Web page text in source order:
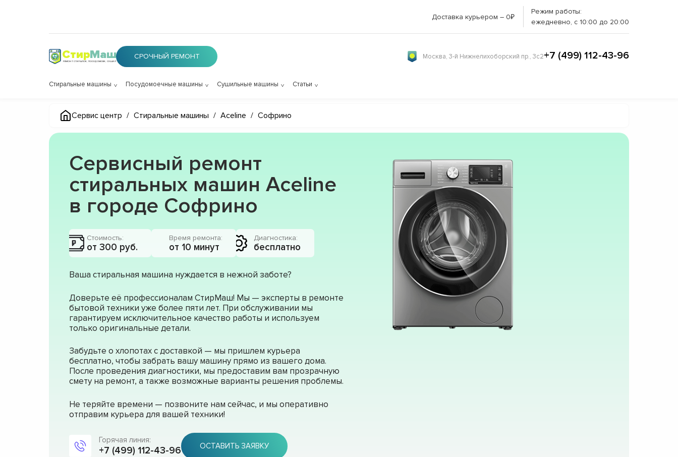
Доставка курьером – 0₽
Режим работы:
ежедневно, с 10:00 до 20:00
СтирМаш
РЕМОНТ СТИРАЛОК, ПОСУДОМОЕК, СУШИЛОК
СРОЧНЫЙ РЕМОНТ Москва, 3-й Нижнелихоборский пр., 3с2+7 (499) 112-43-96
Стиральные машины Посудомоечные машины Сушильные машины Статьи
Сервис центр / Стиральные машины / Aceline / Софрино
Сервисный ремонт
стиральных машин Aceline
в городе Софрино
Стоимость:
от 300 руб.
Время ремонта:
от 10 минут
Диагностика:
бесплатно
Ваша стиральная машина нуждается в нежной заботе?
Доверьте её профессионалам СтирМаш! Мы — эксперты в ремонте
бытовой техники уже более пяти лет. При обслуживании мы
гарантируем исключительное качество работы и используем
только оригинальные детали.
Забудьте о хлопотах с доставкой — мы пришлем курьера
бесплатно, чтобы забрать вашу машину прямо из вашего дома.
После проведения диагностики, мы предоставим вам прозрачную
смету на ремонт, а также возможные варианты решения проблемы.
Не теряйте времени — позвоните нам сейчас, и мы оперативно
отправим курьера для вашей техники!
Горячая линия:
+7 (499) 112-43-96 ОСТАВИТЬ ЗАЯВКУ